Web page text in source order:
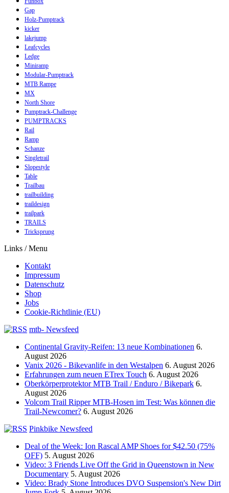
Gap
Holz-Pumptrack
kicker
lakejump
Leafcycles
Ledge
Miniramp
Modular-Pumptrack
MTB Rampe
MX
North Shore
Pumptrack-Challenge
PUMPTRACKS
Rail
Ramp
Schanze
Singletrail
Slopestyle
Table
Trailbau
trailbuilding
traildesign
trailpark
TRAILS
Tricksprung
Links / Menu
Kontakt
Impressum
Datenschutz
Shop
Jobs
Cookie-Richtlinie (EU)
mtb- Newsfeed
Continental Gravity-Reifen: 13 neue Kombinationen 6.
August 2026
Vanix 2026 - Bikevanlife in den Westalpen 6. August 2026
Erfahrungen zum neuen ETrex Touch 6. August 2026
Oberkörperprotektor MTB Trail / Enduro / Bikepark 6.
August 2026
Volcom Trail Ripper MTB-Hosen im Test: Was können die
Trail-Newcomer? 6. August 2026
Pinkbike Newsfeed
Deal of the Week: Ion Rascal AMP Shoes for $42.50 (75%
OFF) 5. August 2026
Video: 3 Friends Live Off the Grid in Queenstown in New
Documentary 5. August 2026
Video: Brady Stone Introduces DVO Suspension's New Dirt